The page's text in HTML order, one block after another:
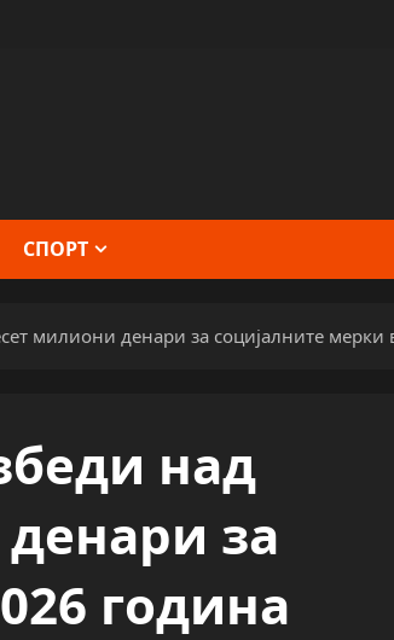
СПОРТ
милиони денари за социјалните мерки
над
за
година